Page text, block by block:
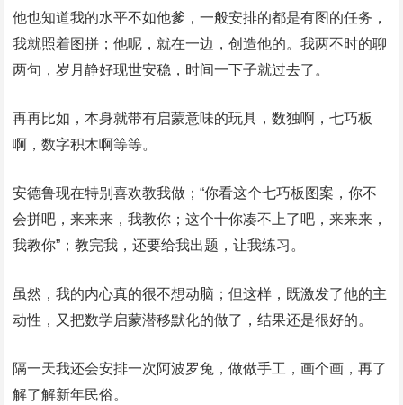
他也知道我的水平不如他爹，一般安排的都是有图的任务，
我就照着图拼；他呢，就在一边，创造他的。我两不时的聊
两句，岁月静好现世安稳，时间一下子就过去了。
再再比如，本身就带有启蒙意味的玩具，数独啊，七巧板
啊，数字积木啊等等。
安德鲁现在特别喜欢教我做；“你看这个七巧板图案，你不
会拼吧，来来来，我教你；这个十你凑不上了吧，来来来，
我教你”；教完我，还要给我出题，让我练习。
虽然，我的内心真的很不想动脑；但这样，既激发了他的主
动性，又把数学启蒙潜移默化的做了，结果还是很好的。
隔一天我还会安排一次阿波罗兔，做做手工，画个画，再了
解了解新年民俗。